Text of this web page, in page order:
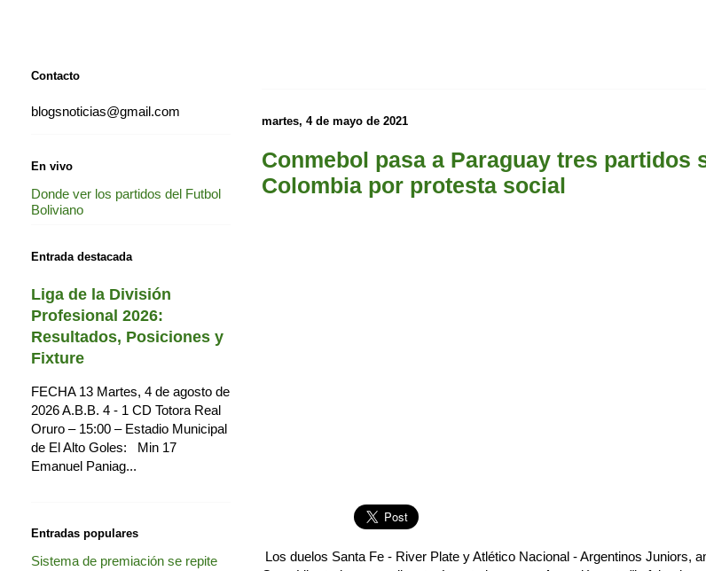
martes, 4 de mayo de 2021
Conmebol pasa a Paraguay tres partidos
Colombia por protesta social
Los duelos Santa Fe - River Plate y Atlético Nacional - Argentinos Juniors,
Contacto
blogsnoticias@gmail.com
En vivo
Donde ver los partidos del Futbol
Boliviano
Entrada destacada
Liga de la División
Profesional 2026:
Resultados, Posiciones y
Fixture
FECHA 13 Martes, 4 de agosto de
2026 A.B.B. 4 - 1 CD Totora Real
Oruro – 15:00 – Estadio Municipal
de El Alto Goles: Min 17
Emanuel Paniag...
Entradas populares
Sistema de premiación se repite